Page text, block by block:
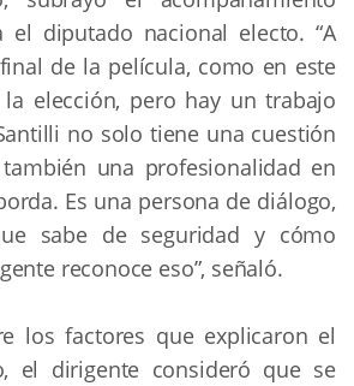
el diputado nacional electo. “A
de la película, como en este
elección, pero hay un trabajo
no solo tiene una cuestión
una profesionalidad en
Es una persona de diálogo,
sabe de seguridad y cómo
reconoce eso”, señaló.
los factores que explicaron el
el dirigente consideró que se